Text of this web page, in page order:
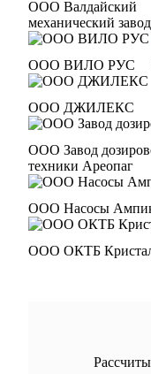
ООО Валдайский
механический завод
ООО ВИЛО РУС
ООО ДЖИЛЕКС
ООО Завод
техники Ареопаг
ООО Насосы
ООО ОКТБ